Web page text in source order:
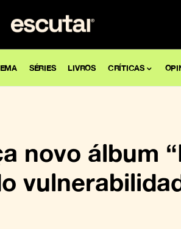
SÉRIES LIVROS CRÍTICAS
novo álbum